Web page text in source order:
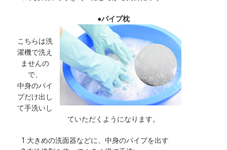
●パイプ枕
こちらは洗
濯機で洗え
ませんの
で、
中身のパイ
プだけ出し
て手洗いし
ていただくようになります。
1.大きめの洗面器などに、中身のパイプを出す